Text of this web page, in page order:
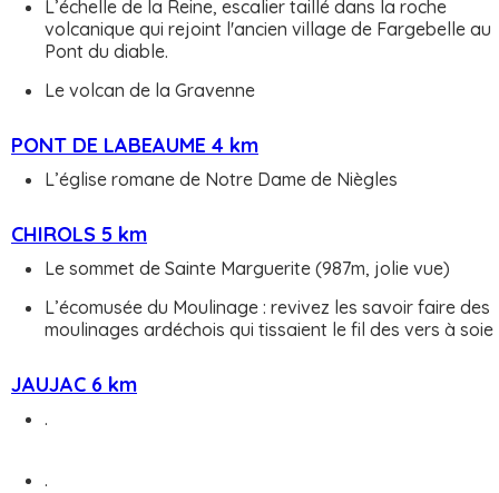
L’échelle de la Reine, escalier taillé dans la roche
volcanique qui rejoint l'ancien village de Fargebelle au
Pont du diable.
Le volcan de la Gravenne
PONT DE LABEAUME 4 km
L’église romane de Notre Dame de Niègles
CHIROLS 5 km
Le sommet de Sainte Marguerite (987m, jolie vue)
L’écomusée du Moulinage : revivez les savoir faire des
moulinages ardéchois qui tissaient le fil des vers à soie
JAUJAC 6 km
.
.